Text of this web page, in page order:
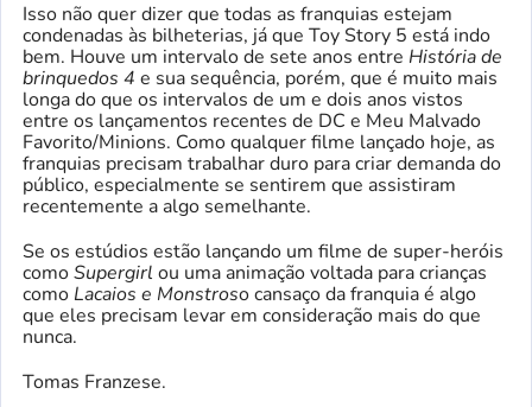
Isso não quer dizer que todas as franquias estejam
condenadas às bilheterias, já que Toy Story 5 está indo
bem. Houve um intervalo de sete anos entre História de
brinquedos 4 e sua sequência, porém, que é muito mais
longa do que os intervalos de um e dois anos vistos
entre os lançamentos recentes de DC e Meu Malvado
Favorito/Minions. Como qualquer filme lançado hoje, as
franquias precisam trabalhar duro para criar demanda do
público, especialmente se sentirem que assistiram
recentemente a algo semelhante.
Se os estúdios estão lançando um filme de super-heróis
comoSupergirl ou uma animação voltada para crianças
como Lacaios e Monstroso cansaço da franquia é algo
que eles precisam levar em consideração mais do que
nunca.
Tomas Franzese.